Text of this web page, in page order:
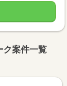
ク案件一覧